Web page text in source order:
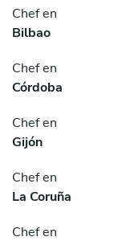
Chef en
Bilbao
Chef en
Córdoba
Chef en
Gijón
Chef en
La Coruña
Chef en